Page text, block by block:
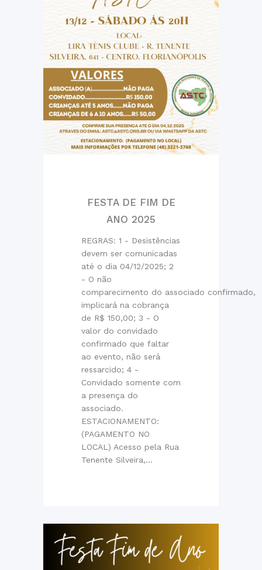
FESTA DE FIM DE
ANO 2025
REGRAS: 1 - Desistências
devem ser comunicadas
até o dia 04/12/2025; 2
- O não
comparecimento do associado confirmado,
implicará na cobrança
de R$ 150,00; 3 - O
valor do convidado
confirmado que faltar
ao evento, não será
ressarcido; 4 -
Convidado somente com
a presença do
associado.
ESTACIONAMENTO:
(PAGAMENTO NO
LOCAL) Acesso pela Rua
Tenente Silveira,...